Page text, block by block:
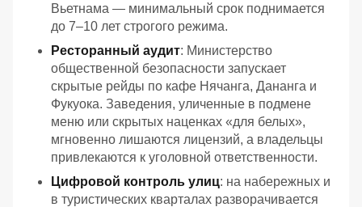
Вьетнама — минимальный срок поднимается
до 7–10 лет строгого режима.
Ресторанный аудит: Министерство
общественной безопасности запускает
скрытые рейды по кафе Нячанга, Дананга и
Фукуока. Заведения, уличенные в подмене
меню или скрытых наценках «для белых»,
мгновенно лишаются лицензий, а владельцы
привлекаются к уголовной ответственности.
Цифровой контроль улиц: на набережных и
в туристических кварталах разворачивается